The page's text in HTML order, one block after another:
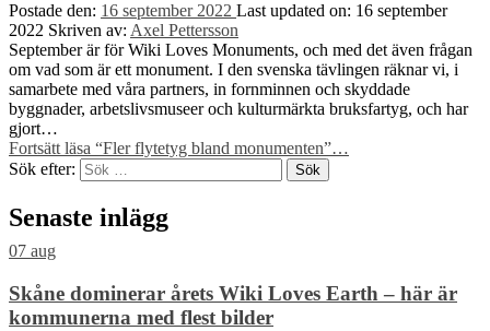
Postade den: 16 september 2022 Last updated on: 16 september
2022 Skriven av: Axel Pettersson
September är för Wiki Loves Monuments, och med det även frågan
om vad som är ett monument. I den svenska tävlingen räknar vi, i
samarbete med våra partners, in fornminnen och skyddade
byggnader, arbetslivsmuseer och kulturmärkta bruksfartyg, och har
gjort…
Fortsätt läsa “Fler flytetyg bland monumenten”…
Sök efter:
Senaste inlägg
07 aug
Skåne dominerar årets Wiki Loves Earth – här är
kommunerna med flest bilder